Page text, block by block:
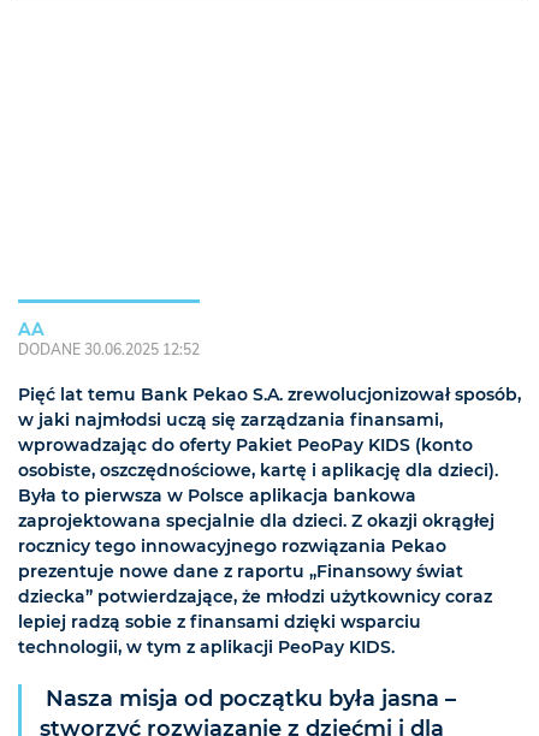
AA
DODANE 30.06.2025 12:52
Pięć lat temu Bank Pekao S.A. zrewolucjonizował sposób,
w jaki najmłodsi uczą się zarządzania finansami,
wprowadzając do oferty Pakiet PeoPay KIDS (konto
osobiste, oszczędnościowe, kartę i aplikację dla dzieci).
Była to pierwsza w Polsce aplikacja bankowa
zaprojektowana specjalnie dla dzieci. Z okazji okrągłej
rocznicy tego innowacyjnego rozwiązania Pekao
prezentuje nowe dane z raportu „Finansowy świat
dziecka” potwierdzające, że młodzi użytkownicy coraz
lepiej radzą sobie z finansami dzięki wsparciu
technologii, w tym z aplikacji PeoPay KIDS.
Nasza misja od początku była jasna –
stworzyć rozwiązanie z dziećmi i dla